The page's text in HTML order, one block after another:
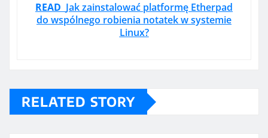
READ Jak zainstalować platformę Etherpad
do wspólnego robienia notatek w systemie
Linux?
RELATED STORY